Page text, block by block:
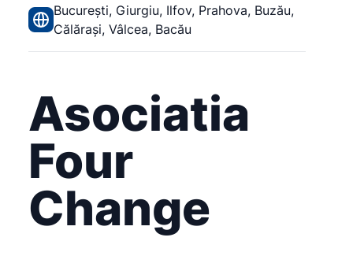
București, Giurgiu, Ilfov, Prahova, Buzău,
Călărași, Vâlcea, Bacău
Asociatia
Four
Change